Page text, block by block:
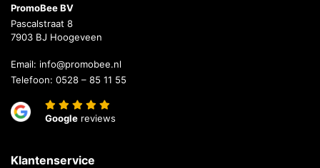
PromoBee BV
Pascalstraat 8
7903 BJ Hoogeveen
Email: info@promobee.nl
Telefoon: 0528 – 85 11 55
Google reviews
Klantenservice